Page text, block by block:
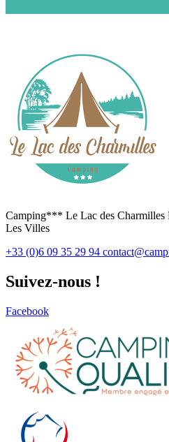
Camping*** Le Lac des Charmilles
Les Villes
+33 (0)6 09 35 29 94
Suivez-nous !
Facebook